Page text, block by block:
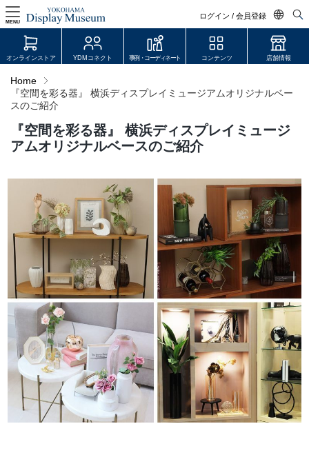
ログイン / 会員登録
日本語
中文简体
MENU
オンラインストア
YDM Connect
会員登録・取引申請
リンク
JDCA(ディスプレイスクール)
店舗情報・営業日
会社情報
採用情報
オンラインストア YDMコネクト 事例・コーディネート コンテンツ 店舗情報
Home
『空間を彩る器』 横浜ディスプレイミュージアムオリジナルベー
スのご紹介
『空間を彩る器』 横浜ディスプレイミュージ
アムオリジナルベースのご紹介